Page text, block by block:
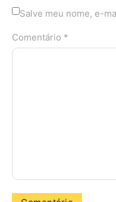
Salve meu nome, e-
Comentário *